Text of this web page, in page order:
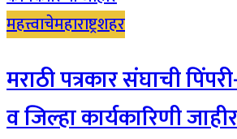
महत्त्वाचेमहाराष्ट्रशहर
मराठी पत्रकार संघाची
व जिल्हा कार्यकारिणी जाहीर